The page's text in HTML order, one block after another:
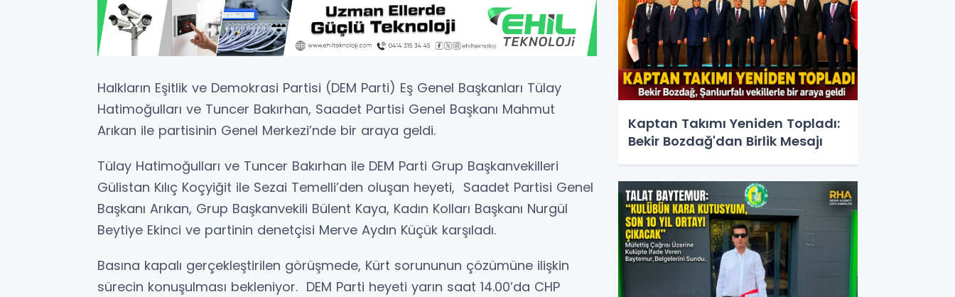
Halkların Eşitlik ve Demokrasi Partisi (DEM Parti) Eş Genel Başkanları Tülay
Hatimoğulları ve Tuncer Bakırhan, Saadet Partisi Genel Başkanı Mahmut
Arıkan ile partisinin Genel Merkezi’nde bir araya geldi.
Tülay Hatimoğulları ve Tuncer Bakırhan ile DEM Parti Grup Başkanvekilleri
Gülistan Kılıç Koçyiğit ile Sezai Temelli’den oluşan heyeti, Saadet Partisi Genel
Başkanı Arıkan, Grup Başkanvekili Bülent Kaya, Kadın Kolları Başkanı Nurgül
Beytiye Ekinci ve partinin denetçisi Merve Aydın Küçük karşıladı.
Basına kapalı gerçekleştirilen görüşmede, Kürt sorununun çözümüne ilişkin
sürecin konuşulması bekleniyor. DEM Parti heyeti yarın saat 14.00’da CHP
Kaptan Takımı Yeniden Topladı:
Bekir Bozdağ'dan Birlik Mesajı